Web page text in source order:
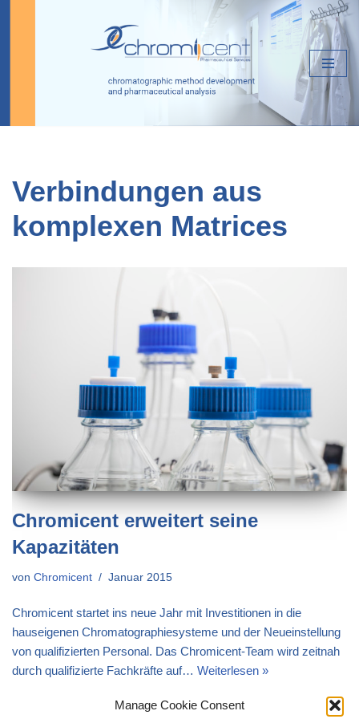
Manage Cookie Consent
Verbindungen aus
komplexen Matrices
Chromicent erweitert seine
Kapazitäten
von Chromicent Januar 2015
Chromicent startet ins neue Jahr mit Investitionen in die
hauseigenen Chromatographiesysteme und der Neueinstellung
von qualifizierten Personal. Das Chromicent-Team wird zeitnah
durch qualifizierte Fachkräfte auf… Weiterlesen »